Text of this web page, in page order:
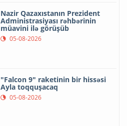
Nazir Qazaxıstanın Prezident
Administrasiyası rəhbərinin
müavini ilə görüşüb
05-08-2026
"Falcon 9" raketinin bir hissəsi
Ayla toqquşacaq
05-08-2026